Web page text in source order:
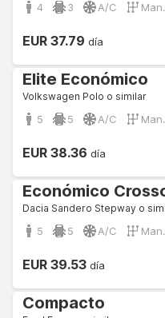
4 3 A/C Man.
EUR 37.79 día
Elite Económico
Volkswagen Polo o similar
5 5 A/C Man.
EUR 38.36 día
Económico
Dacia Sandero Stepway o
5 5 A/C Man.
EUR 39.53 día
Compacto